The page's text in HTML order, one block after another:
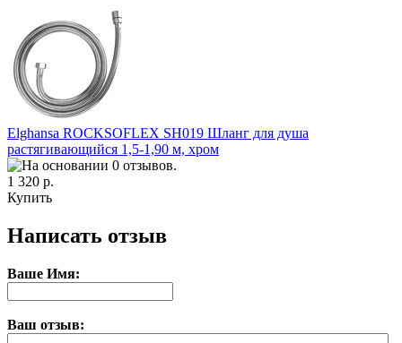
Elghansa ROCKSOFLEX SH019 Шланг для душа
растягивающийся 1,5-1,90 м, хром
1 320 р.
Купить
Написать отзыв
Ваше Имя:
Ваш отзыв: